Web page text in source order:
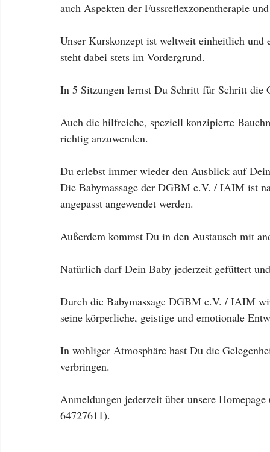
auch Aspekten der Fussreflexzonentherapie
Unser Kurskonzept ist weltweit einheitlich
steht dabei stets im Vordergrund.
In 5 Sitzungen lernst Du Schritt für Schritt die
Auch die hilfreiche, speziell konzipierte
richtig anzuwenden.
Du erlebst immer wieder den Ausblick auf
Die Babymassage der DGBM e.V. / IAIM ist
angepasst angewendet werden.
Außerdem kommst Du in den Austausch mit
Natürlich darf Dein Baby jederzeit gefüttert
Durch die Babymassage DGBM e.V. / IAIM
seine körperliche, geistige und emotionale
In wohliger Atmosphäre hast Du die
verbringen.
Anmeldungen jederzeit über unsere
64727611).